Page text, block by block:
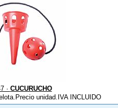
· CUCURUCHO
unidad.IVA INCLUIDO